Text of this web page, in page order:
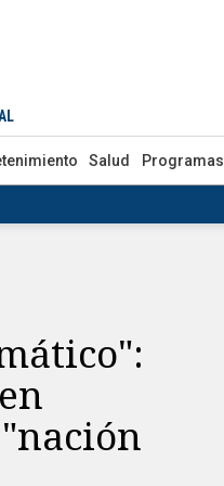
Salud Programas
es una "nación fallida"